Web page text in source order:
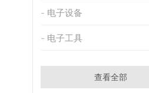
电子设备
电子工具
查看全部